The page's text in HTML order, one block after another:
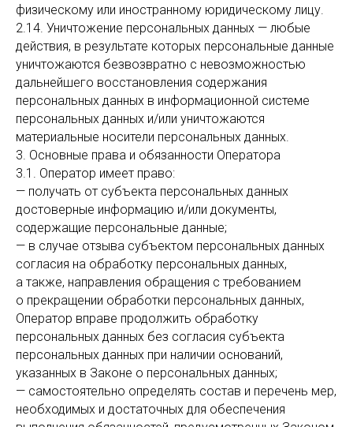
физическому или иностранному юридическому лицу.
2.14. Уничтожение персональных данных — любые
действия, в результате которых персональные данные
уничтожаются безвозвратно с невозможностью
дальнейшего восстановления содержания
персональных данных в информационной системе
персональных данных и/или уничтожаются
материальные носители персональных данных.
3. Основные права и обязанности Оператора
3.1. Оператор имеет право:
— получать от субъекта персональных данных
достоверные информацию и/или документы,
содержащие персональные данные;
— в случае отзыва субъектом персональных данных
согласия на обработку персональных данных,
а также, направления обращения с требованием
о прекращении обработки персональных данных,
Оператор вправе продолжить обработку
персональных данных без согласия субъекта
персональных данных при наличии оснований,
указанных в Законе о персональных данных;
— самостоятельно определять состав и перечень мер,
необходимых и достаточных для обеспечения